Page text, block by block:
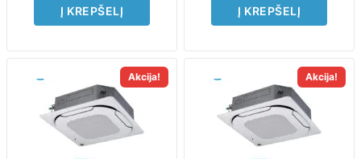
Į KREPŠELĮ Į KREPŠELĮ
Akcija! Akcija!